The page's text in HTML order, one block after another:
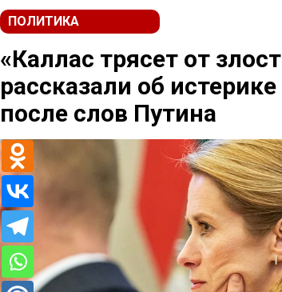
ПОЛИТИКА
«Каллас трясет от
рассказали об
после слов Путина